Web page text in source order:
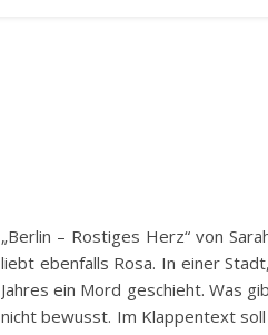
„Berlin – Rostiges Herz“ von
liebt ebenfalls Rosa. In einer
Jahres ein Mord geschieht. Was
nicht bewusst. Im Klappentext